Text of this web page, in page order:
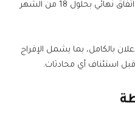
أغسطس، على أن يتم التوصل إلى اتفاق نهائي بحلول 18 من الشهر
بالكامل، بما يشمل الإفراج
استئناف أي محادثات.